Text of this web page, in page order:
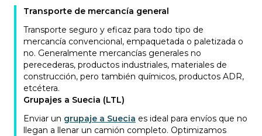
Transporte de mercancía general
Transporte seguro y eficaz para todo tipo de
mercancía convencional, empaquetada o paletizada o
no. Generalmente mercancías generales no
perecederas, productos industriales, materiales de
construcción, pero también químicos, productos ADR,
etcétera.
Grupajes a Suecia (LTL)
Enviar un grupaje a Suecia es ideal para envíos que no
llegan a llenar un camión completo. Optimizamos